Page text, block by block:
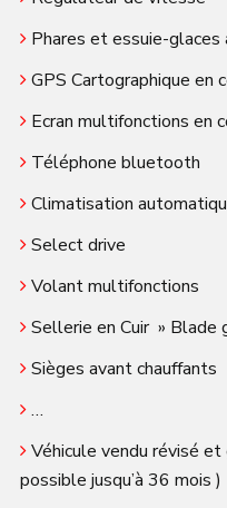
Phares et essuie-
GPS Cartographique en
Ecran multifonctions en
Téléphone bluetooth
Climatisation
Select drive
Volant multifonctions
Sellerie en Cuir » Blade
Sièges avant chauffants
…
Véhicule vendu révisé
possible jusqu’à 36 mois )